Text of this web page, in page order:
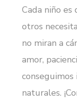
Cada niño es
otros
no miran a
amor,
naturales.